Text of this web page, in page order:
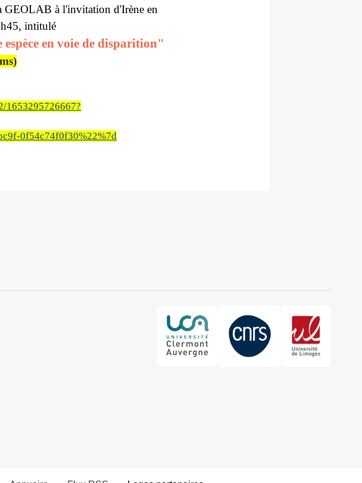
GEOLAB à l'invitation d'Irène en
intitulé
espèce en voie de disparition"
1653295726667?
0f54c74f0f30%22%7d